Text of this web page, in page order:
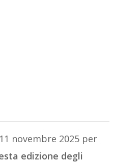
novembre 2025 per
edizione degli